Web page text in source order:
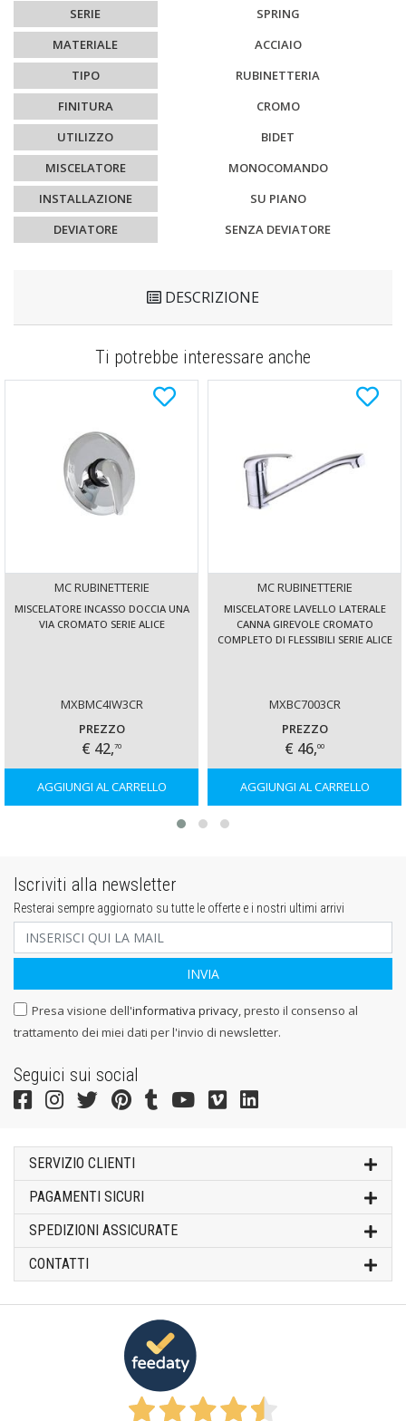
SERIE
SPRING
MATERIALE
ACCIAIO
TIPO
RUBINETTERIA
FINITURA
CROMO
UTILIZZO
BIDET
MISCELATORE
MONOCOMANDO
INSTALLAZIONE
SU PIANO
DEVIATORE
SENZA DEVIATORE
DESCRIZIONE
Ti potrebbe interessare anche
MC RUBINETTERIE
MISCELATORE INCASSO DOCCIA UNA
VIA CROMATO SERIE ALICE
MXBMC4IW3CR
PREZZO
€ 42,70
AGGIUNGI AL CARRELLO
MC RUBINETTERIE
MISCELATORE LAVELLO LATERALE
CANNA GIREVOLE CROMATO
COMPLETO DI FLESSIBILI SERIE ALICE
MXBC7003CR
PREZZO
€ 46,00
AGGIUNGI AL CARRELLO
Iscriviti alla newsletter
Resterai sempre aggiornato su tutte le offerte e i nostri ultimi arrivi
Presa visione dell'informativa privacy, presto il consenso al
trattamento dei miei dati per l'invio di newsletter.
Seguici sui social
SERVIZIO CLIENTI
PAGAMENTI SICURI
SPEDIZIONI ASSICURATE
CONTATTI